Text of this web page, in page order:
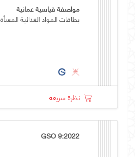
مواصفة قياسية عمانية
بطاقات المواد الغذائية المعبأة
نظرة سريعة
GSO 9:2022